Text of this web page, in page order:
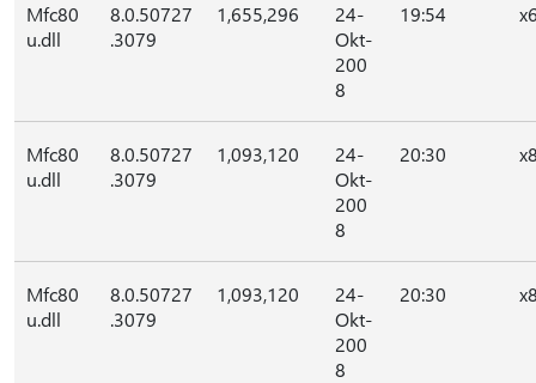
Mfc80
u.dll
8.0.50727
.3079
1,655,296
24-
Okt-
200
8
19:54
Mfc80
u.dll
8.0.50727
.3079
1,093,120
24-
Okt-
200
8
20:30
Mfc80
u.dll
8.0.50727
.3079
1,093,120
24-
Okt-
200
8
20:30